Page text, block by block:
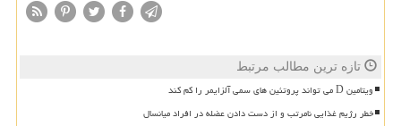
تازه ترین مطالب مرتبط
ویتامین D می تواند پروتئین های سمی آلزایمر را کم کند
خطر رژیم غذایی نامرتب و از دست دادن عضله در افراد میانسال